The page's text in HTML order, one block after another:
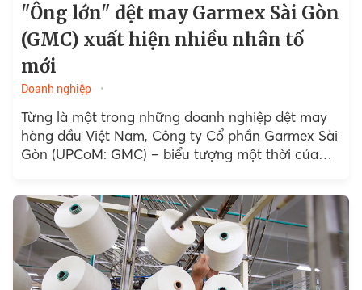
"Ông lớn" dệt may Garmex Sài Gòn
(GMC) xuất hiện nhiều nhân tố
mới
Doanh nghiệp
Từng là một trong những doanh nghiệp dệt may
hàng đầu Việt Nam, Công ty Cổ phần Garmex Sài
Gòn (UPCoM: GMC) – biểu tượng một thời của